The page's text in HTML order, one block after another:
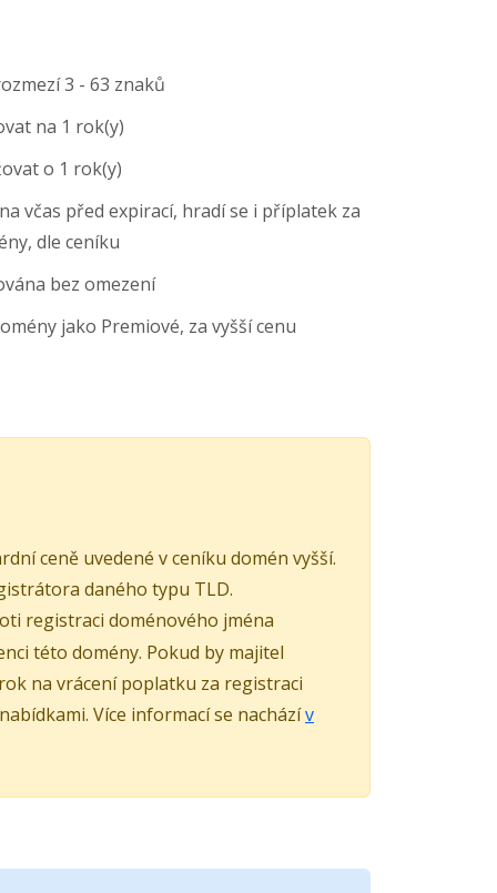
3 - 63 znaků
na 1 rok(y)
o 1 rok(y)
včas před expirací, hradí se i příplatek za
dle ceníku
bez omezení
jako Premiové, za vyšší cenu
ceně uvedené v ceníku domén vyšší.
daného typu TLD.
registraci doménového jména
této domény. Pokud by majitel
na vrácení poplatku za registraci
Více informací se nacházív